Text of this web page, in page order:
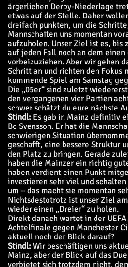
ärgerlichen Derby-Niederlage
etwas auf der Stelle. Daher
dreifach punkten, um die
Mannschaften uns momentan
aufzuholen. Unser Ziel ist es, bis
auf jeden Fall noch an dem einen
vorbeizuziehen. Aber wir gehen
Schritt an und richten den Fokus
kommende Spiel am Samstag
Die „05er“ sind zuletzt
den vergangenen vier Partien
schwer schätzt du eure nächste
Stindl: Es gab in Mainz definitiv
Bo Svensson. Er hat die
schwierigen Situation
geschafft, eine bessere Struktur
den Platz zu bringen. Gerade
haben die Mainzer ein richtig
haben verdient einen Punkt
investieren sehr viel und
um – das macht sie momentan
Nichtsdestotrotz ist unser Ziel
wieder einen „Dreier“ zu holen.
Direkt danach wartet in der
Achtelfinale gegen Manchester
aktuell noch der Blick darauf?
Stindl:Wir beschäftigen uns
Mainz, aber der Blick auf das
verbietet sich trotzdem nicht,